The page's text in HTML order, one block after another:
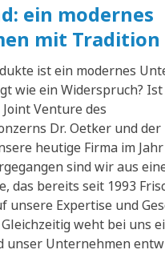
ein modernes
mit Tradition
ist ein modernes
wie ein Widerspruch?
Venture des
Dr. Oetker und
heutige Firma im Jahr
sind wir aus
das bereits seit 1993
unsere Expertise und
weht bei uns
unser Unternehmen